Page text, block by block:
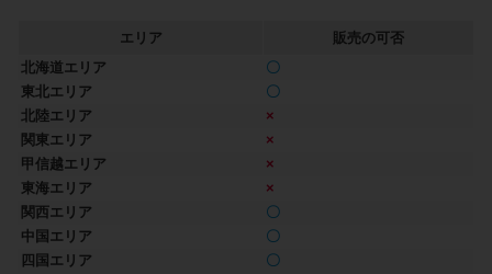
エリア
販売の可否
北海道エリア
〇
東北エリア
〇
北陸エリア
×
関東エリア
×
甲信越エリア
×
東海エリア
×
関西エリア
〇
中国エリア
〇
四国エリア
〇